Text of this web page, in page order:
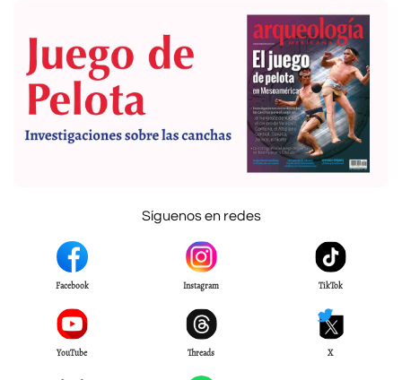
Síguenos en redes
Facebook Instagram TikTok
YouTube Threads X